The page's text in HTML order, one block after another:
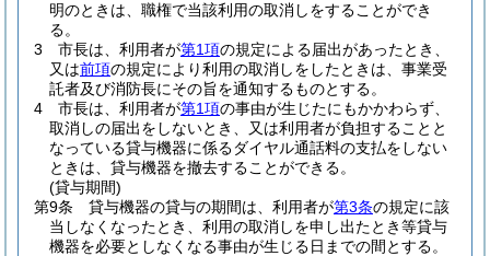
明のときは、職権で当該利用の取消しをすることができ
る。
3
市長は、利用者が第1項の規定による届出があったとき、
又は前項の規定により利用の取消しをしたときは、事業受
託者及び消防長にその旨を通知するものとする。
4
市長は、利用者が第1項の事由が生じたにもかかわらず、
取消しの届出をしないとき、又は利用者が負担することと
なっている貸与機器に係るダイヤル通話料の支払をしない
ときは、貸与機器を撤去することができる。
(貸与期間)
第9条
貸与機器の貸与の期間は、利用者が第3条の規定に該
当しなくなったとき、利用の取消しを申し出たとき等貸与
機器を必要としなくなる事由が生じる日までの間とする。